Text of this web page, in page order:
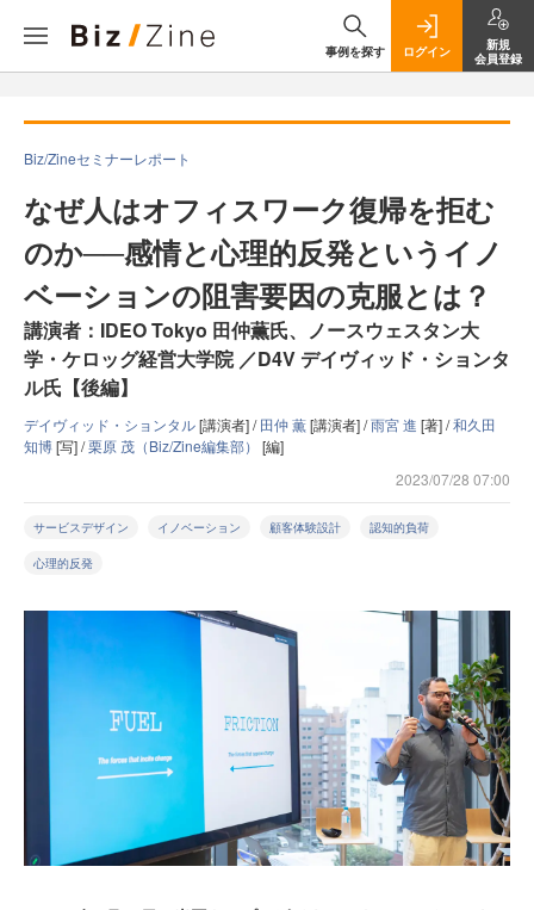
事例を探す ログイン
新規
会員登録
Biz/Zineセミナーレポート
なぜ人はオフィスワーク復帰を拒む
のか──感情と心理的反発というイノ
ベーションの阻害要因の克服とは？
講演者：IDEO Tokyo 田仲薫氏、ノースウェスタン大
学・ケロッグ経営大学院 ／D4V デイヴィッド・ションタ
ル氏【後編】
デイヴィッド・ションタル[講演者] /田仲 薫[講演者] /雨宮 進 [著] /和久田
知博[写] /栗原 茂（Biz/Zine編集部） [編]
2023/07/28 07:00
サービスデザイン イノベーション 顧客体験設計 認知的負荷
心理的反発